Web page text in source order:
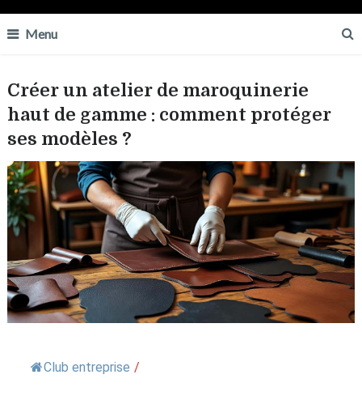
Menu
Créer un atelier de maroquinerie
haut de gamme : comment protéger
ses modèles ?
Club entreprise /